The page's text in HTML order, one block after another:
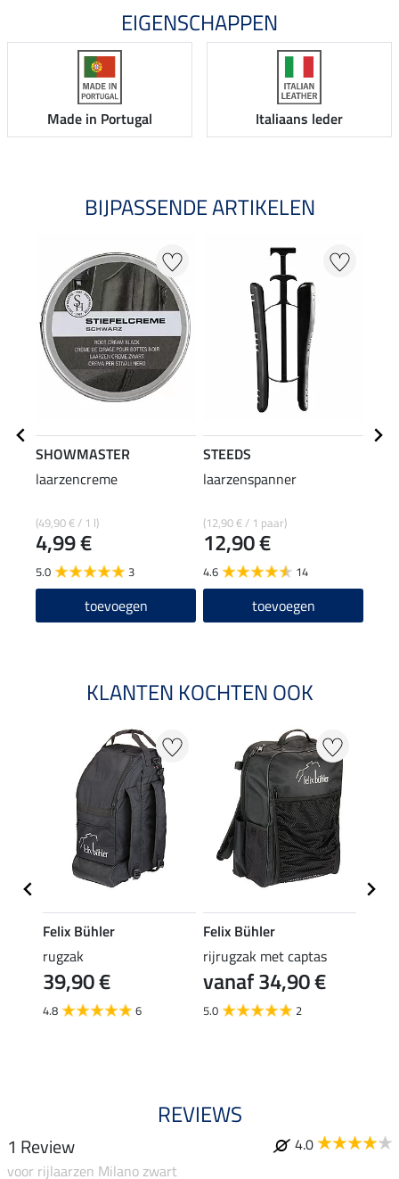
EIGENSCHAPPEN
Made in Portugal Italiaans leder
BIJPASSENDE ARTIKELEN
SHOWMASTER
laarzencreme
(49,90 € / 1 l)
4,99 €
5.0 3
toevoegen
STEEDS
laarzenspanner
(12,90 € / 1 paar)
12,90 €
4.6 14
toevoegen
KLANTEN KOCHTEN OOK
Felix Bühler
rugzak
39,90 €
4.8 6
Felix Bühler
rijrugzak met captas
vanaf 34,90 €
5.0 2
REVIEWS
1 Review
4.0
voor rijlaarzen Milano zwart